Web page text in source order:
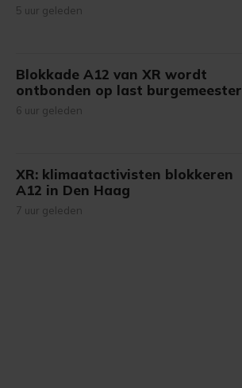
5 uur geleden
Blokkade A12 van XR wordt
ontbonden op last burgemeester
6 uur geleden
XR: klimaatactivisten blokkeren
A12 in Den Haag
7 uur geleden